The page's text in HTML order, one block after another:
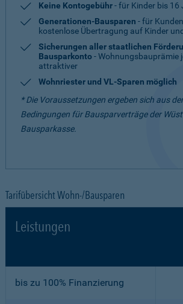
Keine Kontogebühr- für Kinder bis 16
Generationen-Bausparen - für
kostenlose Übertragung auf Kinder
Sicherungen aller staatlichen
Bausparkonto- Wohnungsbauprämie
attraktiver
Wohnriester und VL-Sparen möglich
* Die Voraussetzungen ergeben sich aus
Bedingungen für Bausparverträge der
Bausparkasse.
Tarifübersicht Wohn-/Bausparen
Leistungen
bis zu 100% Finanzierung